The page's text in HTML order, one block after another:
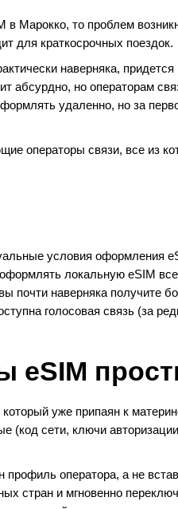
в Марокко, то проблем
для краткосрочных поездок.
наверняка,
абсурдно, но операторам
удаленно, но за
операторы связи, все из
условия оформления
локальную eSIM
почти наверняка получите
голосовая связь (за
eSIM
уже припаян к
(код сети, ключи
оператора, а не
стран и мгновенно